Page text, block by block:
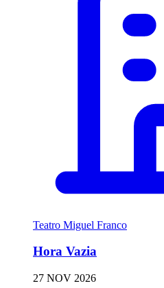
Teatro Miguel Franco
Hora Vazia
27 NOV 2026